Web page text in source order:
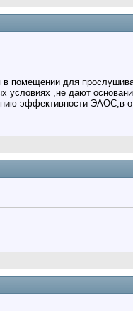
в помещении для
условиях ,не дают
эффективности